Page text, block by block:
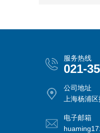
服务热线
021-
公司地址
上海杨浦
电子邮箱